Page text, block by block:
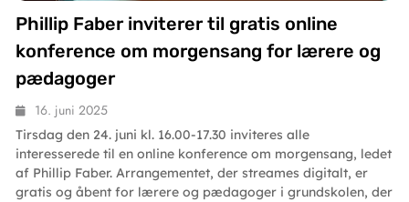
Phillip Faber inviterer til gratis online
konference om morgensang for lærere og
pædagoger
16. juni 2025
Tirsdag den 24. juni kl. 16.00-17.30 inviteres alle
interesserede til en online konference om morgensang, ledet
af Phillip Faber. Arrangementet, der streames digitalt, er
gratis og åbent for lærere og pædagoger i grundskolen, der